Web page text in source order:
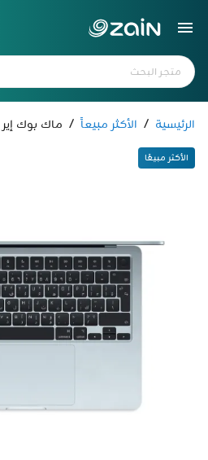
الرئيسية / الأكثر مبيعاً / ماك بوك إير 13 إنش (M4)
الأكثر مبيعًا